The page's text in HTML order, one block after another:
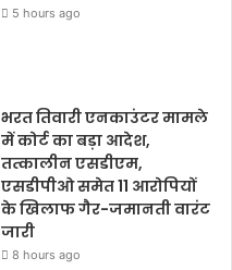
5 hours ago
भरत तिवारी एनकाउंटर मामले
में कोर्ट का बड़ा आदेश,
तत्कालीन एसडीएम,
एसडीपीओ समेत 11 आरोपियों
के खिलाफ गैर-जमानती वारंट
जारी
8 hours ago